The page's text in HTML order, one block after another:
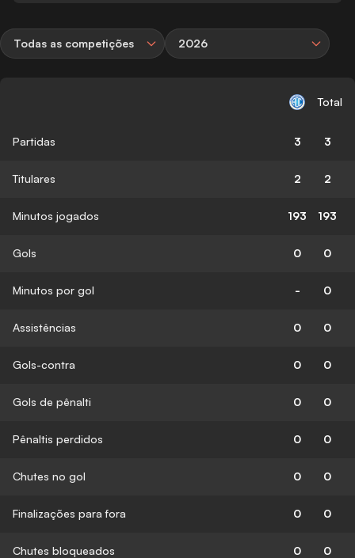
Todas as competições 2026
Total
Partidas 3 3
Titulares 2 2
Minutos jogados 193 193
Gols 0 0
Minutos por gol - 0
Assistências 0 0
Gols-contra 0 0
Gols de pênalti 0 0
Pênaltis perdidos 0 0
Chutes no gol 0 0
Finalizações para fora 0 0
Chutes bloqueados 0 0